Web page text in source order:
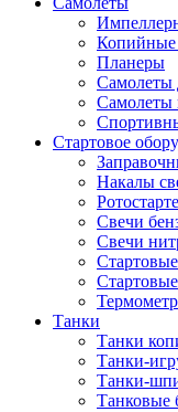
Копийные
Планеры
Самолеты
Самолеты
Стартовое
Накалы
Свечи
Свечи
Танки
Танки
Танки-
Танки-
Танковые